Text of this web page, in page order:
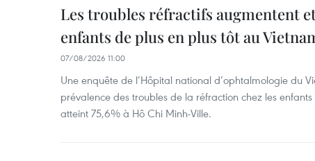
Les troubles réfractifs augmentent
enfants de plus en plus tôt au
07/08/2026 11:00
Une enquête de l’Hôpital national d’ophtalmologie du
prévalence des troubles de la réfraction chez les enfants
atteint 75,6% à Hô Chi Minh-Ville.